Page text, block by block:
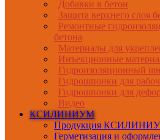
Добавки в бетон
Защита верхнего слоя
Ремонтные
бетона
Материалы для
Инъекционные
Гидроизоляционный
Гидрошпонки для
Гидрошпонки для
Видео
КСИЛИНИУМ
Продукция
Герметизация и